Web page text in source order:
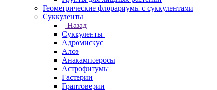
Геометрические флорариумы с суккулентами
Суккуленты
Назад
Суккуленты
Адромискус
Алоэ
Анакампсеросы
Астрофитумы
Гастерии
Граптоверии